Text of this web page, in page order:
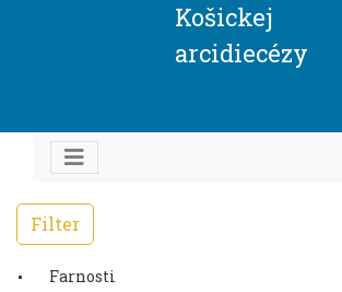
Košickej
arcidiecézy
Filter
Farnosti